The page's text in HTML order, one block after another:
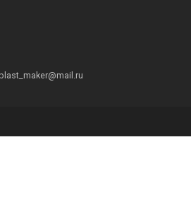
blast_maker@mail.ruOpens